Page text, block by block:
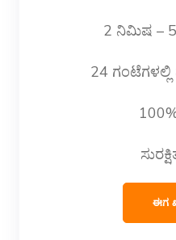
2 ನಿಮಿಷ –
24 ಗಂಟೆಗಳಲ್ಲಿ
ಈಗ